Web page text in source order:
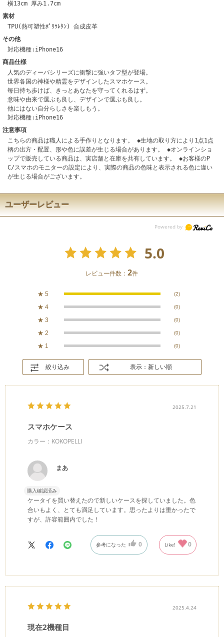
横13cm 厚み1.7cm
素材
TPU(熱可塑性ﾎﾟﾘｳﾚﾀﾝ) 合成皮革
その他
対応機種:iPhone16
商品仕様
人気のディーバシリーズに衝撃に強いタフ型が登場。
世界各国の神様や精霊をデザインしたスマホケース。
毎日持ち歩けば、きっとあなたを守ってくれるはず。
意味や由来で選ぶも良し、デザインで選ぶも良し。
他にはない自分らしさを楽しもう。
対応機種:iPhone16
注意事項
こちらの商品は職人による手作りとなります。 ◆生地の取り方により1点1点
柄の出方・配置、形や色に誤差が生じる場合があります。 ◆オンラインショ
ップで販売している商品は、実店舗と在庫を共有しています。 ◆お客様のP
C/スマホのモニターの設定により、実際の商品の色味と表示される色に違い
が生じる場合がございます。
ユーザーレビュー
5.0
レビュー件数：2件
★ 5 (2)
★ 4 (0)
★ 3 (0)
★ 2 (0)
★ 1 (0)
絞り込み 表示：新しい順
2025.7.21
スマホケース
カラー：KOKOPELLI
まあ
購入確認済み
ケータイを買い替えたので新しいケースを探していました。色
合いもよく、とても満足しています。思ったよりは重かったで
すが、許容範囲内でした！
参考になった 0 Like! 0
2025.4.24
現在2機種目